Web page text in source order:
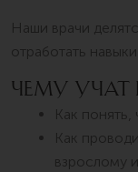
Наши врачи
отработать
ЧЕМУ УЧАТ
Как понять,
Как
взрослому